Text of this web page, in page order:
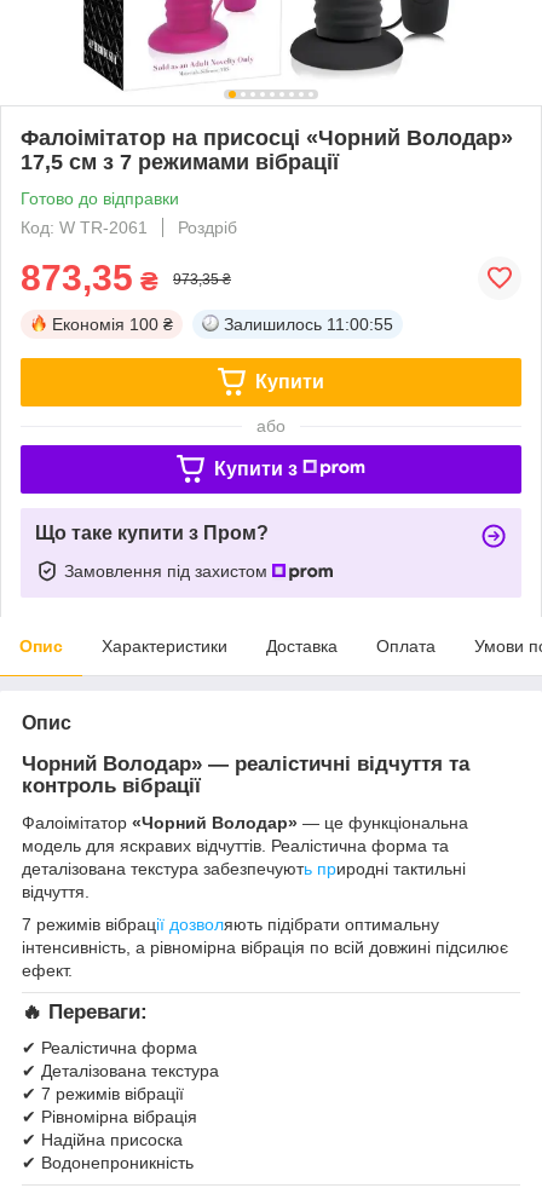
Фалоімітатор на присосці «Чорний Володар»
17,5 см з 7 режимами вібрації
Готово до відправки
Код: W TR-2061
Роздріб
873,35 ₴ 973,35 ₴
Економія 100 ₴ Залишилось 11:00:55
Купити
або
Купити з
Що таке купити з Пром?
Замовлення під захистом
Опис Характеристики Доставка Оплата Умови
Опис
Чорний Володар» — реалістичні відчуття та
контроль вібрації
Фалоімітатор «Чорний Володар» — це функціональна
модель для яскравих відчуттів. Реалістична форма та
деталізована текстура забезпечують природні тактильні
відчуття.
7 режимів вібрації дозволяють підібрати оптимальну
інтенсивність, а рівномірна вібрація по всій довжині підсилює
ефект.
🔥 Переваги:
✔ Реалістична форма
✔ Деталізована текстура
✔ 7 режимів вібрації
✔ Рівномірна вібрація
✔ Надійна присоска
✔ Водонепроникність